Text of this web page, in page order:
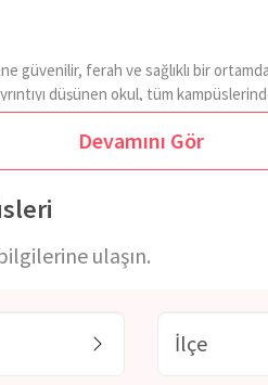
güvenilir, ferah ve sağlıklı bir
düşünen okul, tüm
bir çok alan tasarlamıştır.
öğrenmesine fırsat sağlıyor.
şarkılar ve kitaplar ile öğretmekte
anadilini güzel ve etkili
kampüslerinde ortaokul
bireyler yetiştirirken diğer taraftan
Devamını Gör
ulaşın.